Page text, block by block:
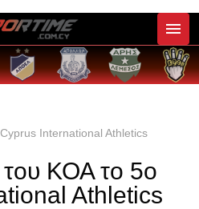
International Athletics
του ΚΟΑ το 5ο
Athletics